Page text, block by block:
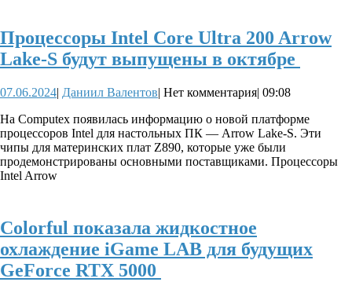
Процессоры Intel Core Ultra 200 Arrow
Lake-S будут выпущены в октябре
Ultra
200
Arrow
07.06.202407.06.2024
| Даниил ВалентовДаниил
| Нет комментария| 09:08
На Computex появилась информацию о новой платформе
процессоров Intel для настольных ПК — Arrow Lake-S. Эти
чипы для материнских плат Z890, которые уже были
продемонстрированы основными поставщиками. Процессоры
Intel Arrow
Colorful показала жидкостное
охлаждение iGame LAB для будущих
GeForce RTX 5000